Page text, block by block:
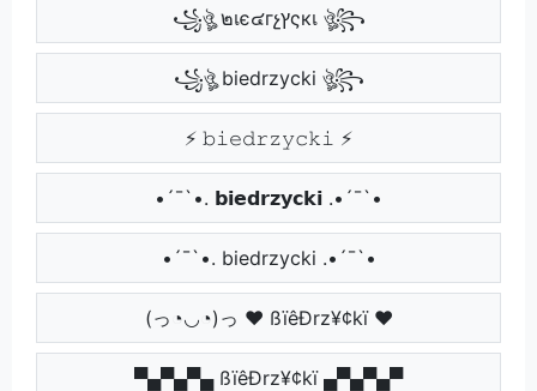
꧁ঔৣ ๒เє๔гչץςкเ ঔৣ꧂
꧁ঔৣ biedrzycki ঔৣ꧂
⚡ 𝚋𝚒𝚎𝚍𝚛𝚣𝚢𝚌𝚔𝚒 ⚡
•´¯`•. 𝗯𝗶𝗲𝗱𝗿𝘇𝘆𝗰𝗸𝗶 .•´¯`•
•´¯`•. biedrzycki .•´¯`•
(っ◔◡◔)っ ♥ ßïêÐrz¥¢kï ♥
▀▄▀▄▀▄ ßïêÐrz¥¢kï ▄▀▄▀▄▀